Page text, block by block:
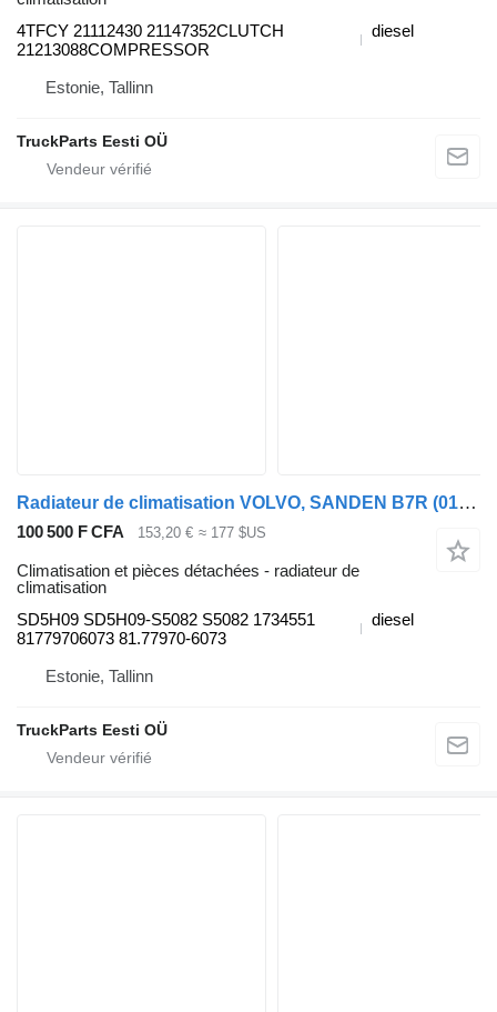
4TFCY 21112430 21147352CLUTCH
21213088COMPRESSOR
diesel
Estonie, Tallinn
TruckParts Eesti OÜ
Radiateur de climatisation VOLVO, SANDEN B7R (01.06-) SD5H09 pour Volvo B7, B8, B9, B12 bus (2005-)
100 500 F CFA 153,20 € ≈ 177 $US
Climatisation et pièces détachées - radiateur de
climatisation
SD5H09 SD5H09-S5082 S5082 1734551
81779706073 81.77970-6073
diesel
Estonie, Tallinn
TruckParts Eesti OÜ